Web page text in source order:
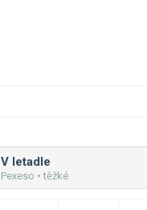
V letadle
Pexeso • těžké